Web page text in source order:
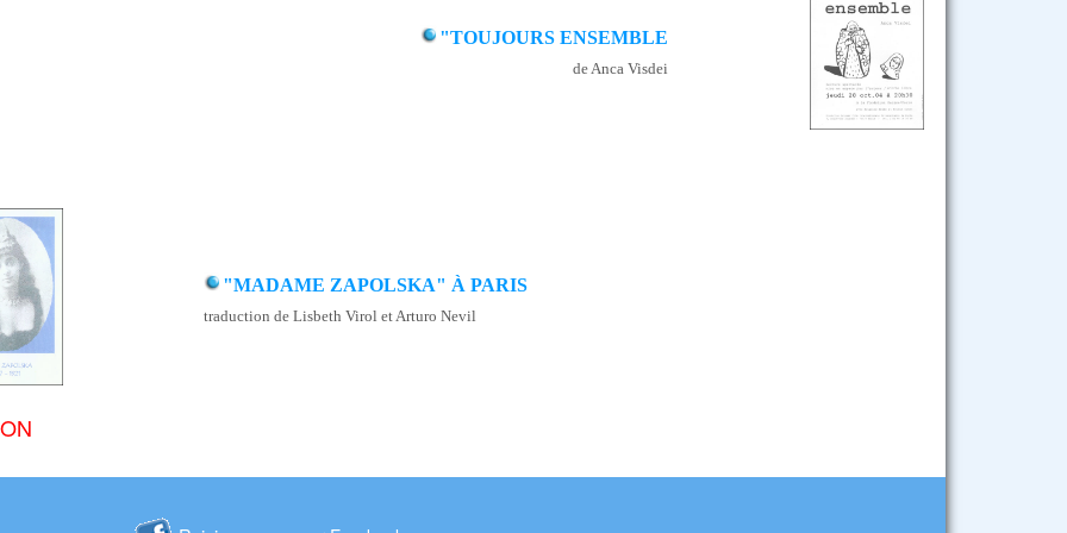
"TOUJOURS ENSEMBLE
de Anca Visdei
"MADAME ZAPOLSKA" À PARIS
traduction de Lisbeth Virol et Arturo Nevil